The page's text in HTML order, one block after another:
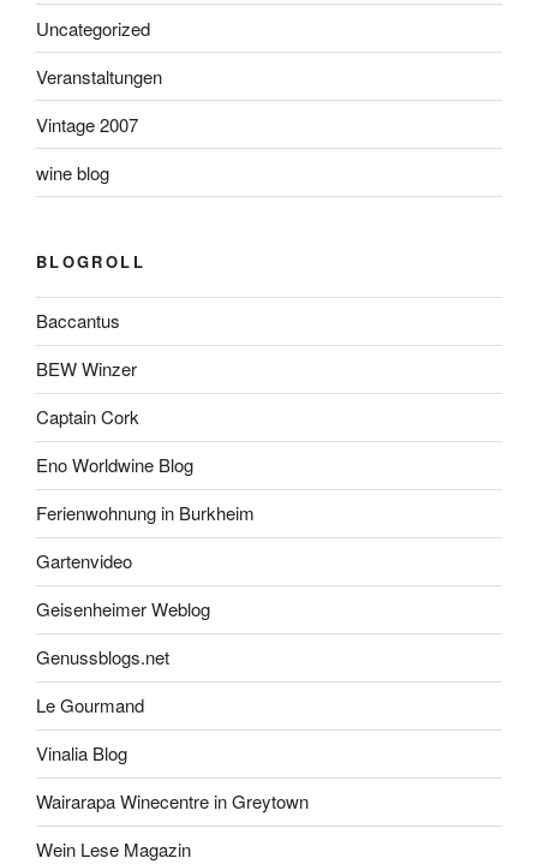
Uncategorized
Veranstaltungen
Vintage 2007
wine blog
BLOGROLL
Baccantus
BEW Winzer
Captain Cork
Eno Worldwine Blog
Ferienwohnung in Burkheim
Gartenvideo
Geisenheimer Weblog
Genussblogs.net
Le Gourmand
Vinalia Blog
Wairarapa Winecentre in Greytown
Wein Lese Magazin